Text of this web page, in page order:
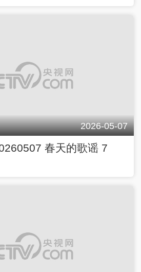
2026-05-07
春天的歌谣 7